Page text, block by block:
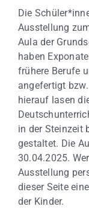
Die
Ausstellung
Aula der
haben
frühere Berufe
angefertigt
hierauf lasen
in der Steinzeit
gestaltet. Die
30.04.2025.
Ausstellung
dieser Seite
der Kinder.